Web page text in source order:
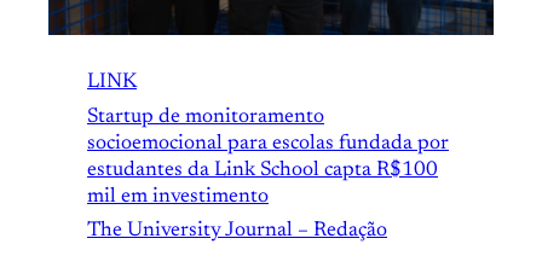
LINK
Startup de monitoramento
socioemocional para escolas fundada por
estudantes da Link School capta R$100
mil em investimento
The University Journal – Redação